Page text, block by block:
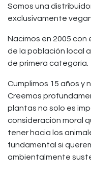
Somos una
exclusivamente
Nacimos en 2005
de la población local
de primera categoría.
Cumplimos 15 años y
Creemos
plantas no solo es
consideración moral
tener hacia los
fundamental si
ambientalmente